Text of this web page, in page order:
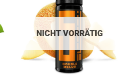
NICHT VORRÄTIG